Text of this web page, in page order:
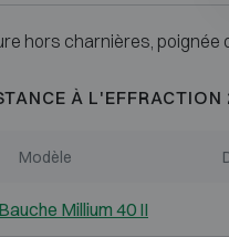
hors charnières, poignée
À L'EFFRACTION
Modèle
Millium 40 II